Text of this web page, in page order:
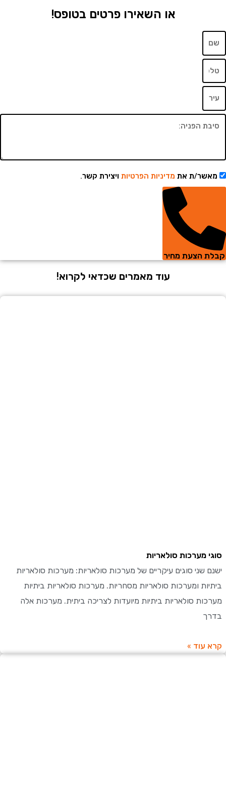
או השאירו פרטים בטופס!
ת אתמדיניות הפרטיותויצירת קשר.
הצעת מחיר
עוד מאמרים שכדאי לקרוא!
מערכות סולאריות
שני סוגים עיקריים של מערכות סולאריות: מערכות סולאריות
ומערכות סולאריות מסחריות. מערכות סולאריות ביתיות
סולאריות ביתיות מיועדות לצריכה ביתית. מערכות אלה
»